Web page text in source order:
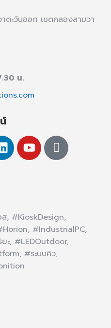
ตะวันออก เขตคลองสามวา
น.
, #KioskDesign,
#IndustrialPC,
ะ, #LEDOutdoor,
#ระบบคิว,